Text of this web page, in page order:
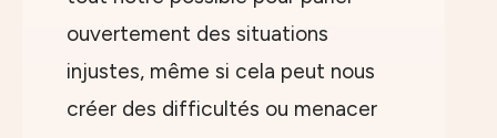
ouvertement des situations
injustes, même si cela peut nous
créer des difficultés ou menacer